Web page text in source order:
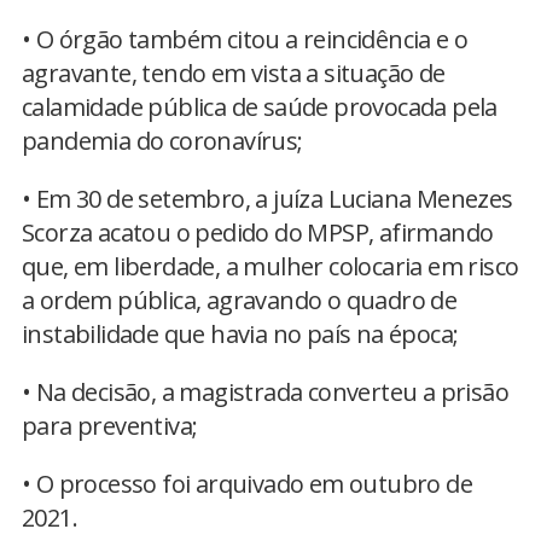
• O órgão também citou a reincidência e o
agravante, tendo em vista a situação de
calamidade pública de saúde provocada pela
pandemia do coronavírus;
• Em 30 de setembro, a juíza Luciana Menezes
Scorza acatou o pedido do MPSP, afirmando
que, em liberdade, a mulher colocaria em risco
a ordem pública, agravando o quadro de
instabilidade que havia no país na época;
• Na decisão, a magistrada converteu a prisão
para preventiva;
• O processo foi arquivado em outubro de
2021.